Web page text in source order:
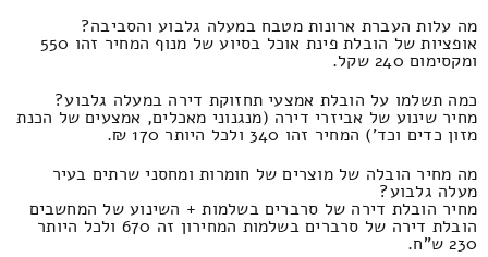
מה עלות העברת ארונות מטבח במעלה גלבוע והסביבה?
אופציות של הובלת פינת אוכל בסיוע של מנוף המחיר זהו 550
ומקסימום 240 שקל.
כמה תשלמו על הובלת אמצעי תחזוקת דירה במעלה גלבוע?
מחיר שינוע של אביזרי דירה (מנגנוני מאכלים, אמצעים של הכנת
מזון כדים וכד') המחיר זהו 340 ולכל היותר 170 ₪.
מה מחיר הובלה של מוצרים של חומרות ומחסני שרתים בעיר
מעלה גלבוע?
מחיר הובלת דירה של סרברים בשלמות + השינוע של המחשבים
הובלת דירה של סרברים בשלמות המחירון זה 670 ולכל היותר
230 ש"ח.